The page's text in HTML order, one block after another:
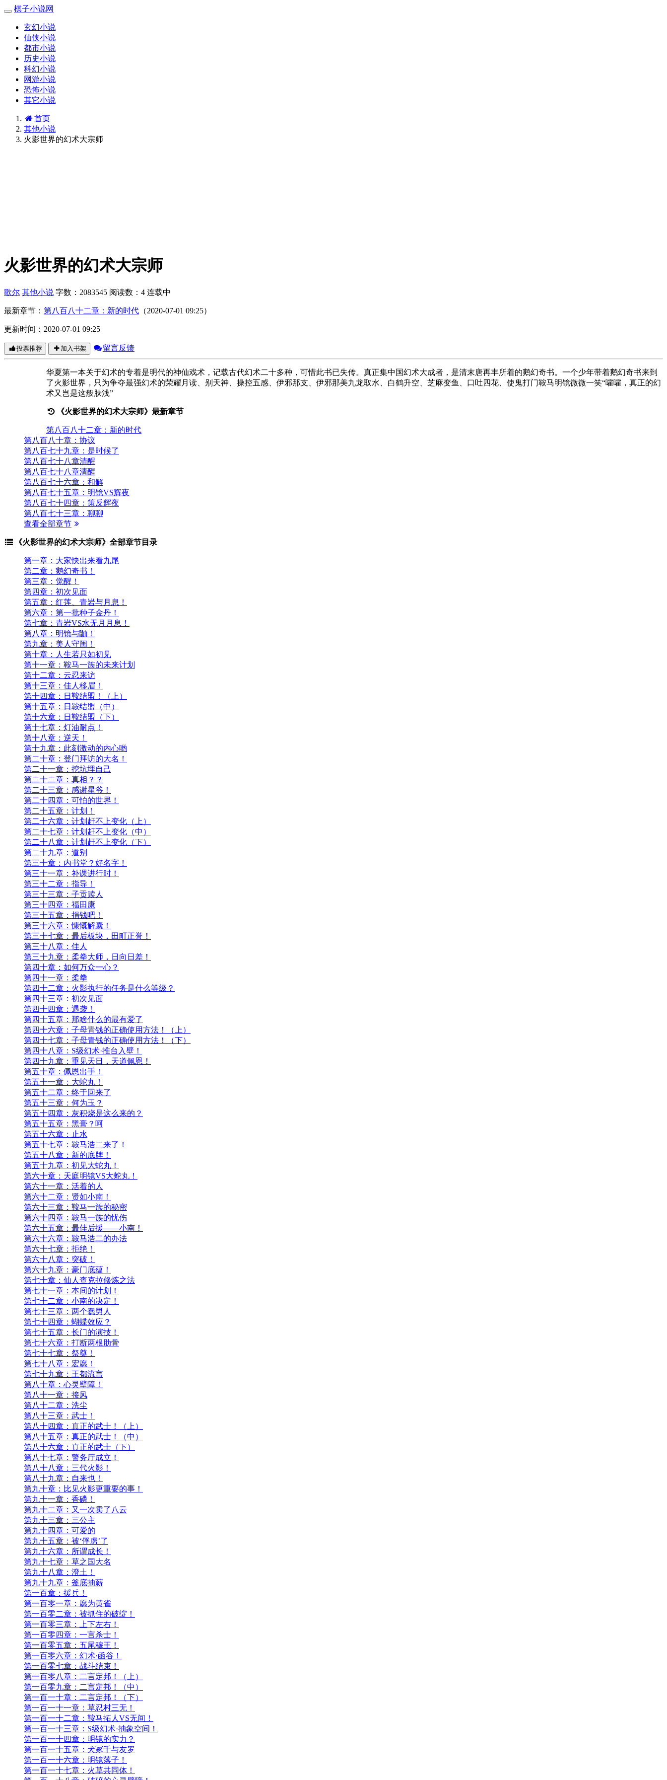
棋子小说网
玄幻小说
仙侠小说
都市小说
历史小说
科幻小说
网游小说
恐怖小说
其它小说
首页
其他小说
火影世界的幻术大宗师
火影世界的幻术大宗师
歌尔 其他小说 字数：2083545 阅读数：4 连载中
最新章节： 第八百八十二章：新的时代 （2020-07-01 09:25）
更新时间：2020-07-01 09:25
投票推荐 加入书架 留言反馈
华夏第一本关于幻术的专着是明代的神仙戏术，记载古代幻术二十多种，可惜此书已失传。真正集中国幻术大成者，是清末唐再丰所着的鹅幻奇书。一个少年带着鹅幻奇书来到
了火影世界，只为争夺最强幻术的荣耀月读、别天神、操控五感、伊邪那支、伊邪那美九龙取水、白鹤升空、芝麻变鱼、口吐四花、使鬼打门鞍马明镜微微一笑“嚯嚯，真正的幻
术又岂是这般肤浅”
《火影世界的幻术大宗师》最新章节
第八百八十二章：新的时代
第八百八十章：协议
第八百七十九章：是时候了
第八百七十八章清醒
第八百七十八章清醒
第八百七十六章：和解
第八百七十五章：明镜VS辉夜
第八百七十四章：策反辉夜
第八百七十三章：聊聊
查看全部章节
《火影世界的幻术大宗师》全部章节目录
第一章：大家快出来看九尾
第二章：鹅幻奇书！
第三章：觉醒！
第四章：初次见面
第五章：红莲、青岩与月息！
第六章：第一批种子金丹！
第七章：青岩VS水无月月息！
第八章：明镜与鼬！
第九章：美人守闺！
第十章：人生若只如初见
第十一章：鞍马一族的未来计划
第十二章：云忍来访
第十三章：佳人移眉！
第十四章：日鞍结盟！（上）
第十五章：日鞍结盟（中）
第十六章：日鞍结盟（下）
第十七章：灯油耐点！
第十八章：逆天！
第十九章：此刻激动的内心哟
第二十章：登门拜访的大名！
第二十一章：挖坑埋自己
第二十二章：真相？？
第二十三章：感谢星爷！
第二十四章：可怕的世界！
第二十五章：计划！
第二十六章：计划赶不上变化（上）
第二十七章：计划赶不上变化（中）
第二十八章：计划赶不上变化（下）
第二十九章：道别
第三十章：内书堂？好名字！
第三十一章：补课进行时！
第三十二章：指导！
第三十三章：子贡赎人
第三十四章：福田康
第三十五章：捐钱吧！
第三十六章：慷慨解囊！
第三十七章：最后板块，田町正誉！
第三十八章：佳人
第三十九章：柔拳大师，日向日差！
第四十章：如何万众一心？
第四十一章：柔拳
第四十二章：火影执行的任务是什么等级？
第四十三章：初次见面
第四十四章：遇袭！
第四十五章：那啥什么的最有爱了
第四十六章：子母青钱的正确使用方法！（上）
第四十七章：子母青钱的正确使用方法！（下）
第四十八章：S级幻术·推台入壁！
第四十九章：重见天日，天道佩恩！
第五十章：佩恩出手！
第五十一章：大蛇丸！
第五十二章：终于回来了
第五十三章：何为玉？
第五十四章：灰积烧是这么来的？
第五十五章：黑膏？呵
第五十六章：止水
第五十七章：鞍马浩二来了！
第五十八章：新的底牌！
第五十九章：初见大蛇丸！
第六十章：天庭明镜VS大蛇丸！
第六十一章：活着的人
第六十二章：贤如小南！
第六十三章：鞍马一族的秘密
第六十四章：鞍马一族的忧伤
第六十五章：最佳后援——小南！
第六十六章：鞍马浩二的办法
第六十七章：拒绝！
第六十八章：突破！
第六十九章：豪门底蕴！
第七十章：仙人查克拉修炼之法
第七十一章：本间的计划！
第七十二章：小南的决定！
第七十三章：两个蠢男人
第七十四章：蝴蝶效应？
第七十五章：长门的演技！
第七十六章：打断两根肋骨
第七十七章：祭奠！
第七十八章：宏愿！
第七十九章：王都流言
第八十章：心灵壁障！
第八十一章：接风
第八十二章：洗尘
第八十三章：武士！
第八十四章：真正的武士！（上）
第八十五章：真正的武士！（中）
第八十六章：真正的武士（下）
第八十七章：警务厅成立！
第八十八章：三代火影！
第八十九章：自来也！
第九十章：比见火影更重要的事！
第九十一章：香磷！
第九十二章：又一次卖了八云
第九十三章：三公主
第九十四章：可爱的
第九十五章：被‘俘虏’了
第九十六章：所谓成长！
第九十七章：草之国大名
第九十八章：澄土！
第九十九章：釜底抽薪
第一百章：援兵！
第一百零一章：愿为黄雀
第一百零二章：被抓住的破绽！
第一百零三章：上下左右！
第一百零四章：一言杀士！
第一百零五章：五尾穆王！
第一百零六章：幻术·函谷！
第一百零七章：战斗结束！
第一百零八章：二言定邦！（上）
第一百零九章：二言定邦！（中）
第一百一十章：二言定邦！（下）
第一百一十一章：草忍村三无！
第一百一十二章：鞍马拓人VS无间！
第一百一十三章：S级幻术·抽象空间！
第一百一十四章：明镜的实力？
第一百一十五章：犬冢千与友罗
第一百一十六章：明镜落子！
第一百一十七章：火草共同体！